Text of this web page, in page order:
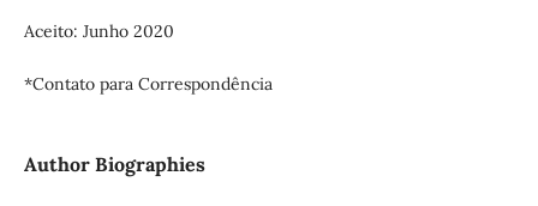
Aceito: Junho 2020
*Contato para Correspondência
Author Biographies